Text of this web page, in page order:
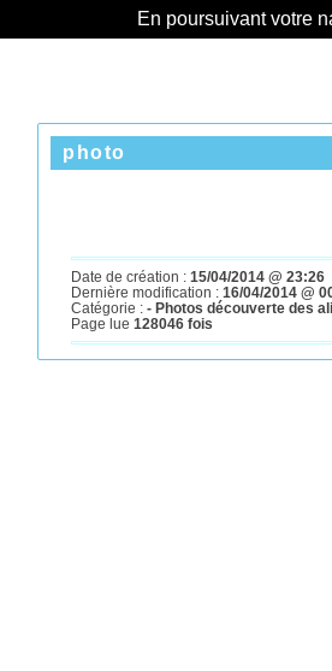
En poursuivant votre
photo
Date de création : 15/04/2014 @ 23:26
Dernière modification : 16/04/2014 @
Catégorie : - Photos découverte des
Page lue 128046 fois